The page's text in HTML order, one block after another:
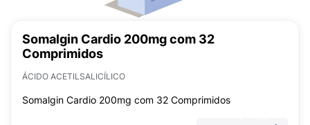
Somalgin Cardio 200mg com 32
Comprimidos
ÁCIDO ACETILSALICÍLICO
Somalgin Cardio 200mg com 32 Comprimidos